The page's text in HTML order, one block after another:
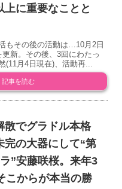
上に重要なことと
もその後の活動は…10月2日
新。その後、3回にわたっ
(11月4日現在)、活動再...
記事を読む
散でグラドル本格
の大器にして“第
”安藤咲桜。来年3
こからが本当の勝